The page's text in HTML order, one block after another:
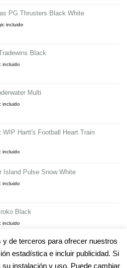
PG Thrusters Black White
incluido
Black
incluido
Multi
incluido
WIP Hartt's Football Heart Train
incluido
Island Pulse Snow White
incluido
Black
incluido
de terceros para ofrecer nuestros
estadística e incluir publicidad. Si
instalación y uso. Puede cambiar